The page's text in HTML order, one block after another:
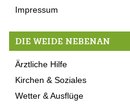
Impressum
DIE WEIDE NEBENAN
Ärztliche Hilfe
Kirchen & Soziales
Wetter & Ausflüge